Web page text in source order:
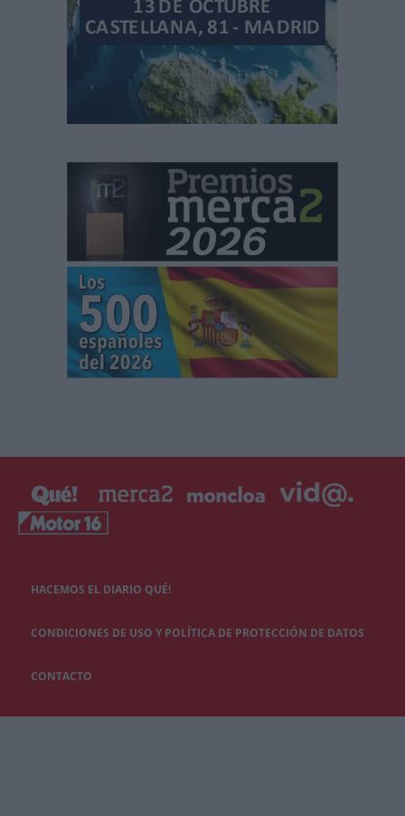
HACEMOS EL DIARIO QUÉ!
CONDICIONES DE USO Y POLÍTICA DE PROTECCIÓN DE DATOS
CONTACTO